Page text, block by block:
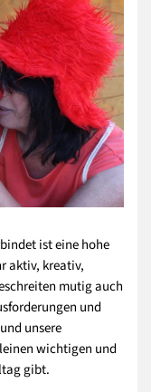
ist eine hohe
aktiv, kreativ,
mutig auch
und
unsere
wichtigen und
gibt.